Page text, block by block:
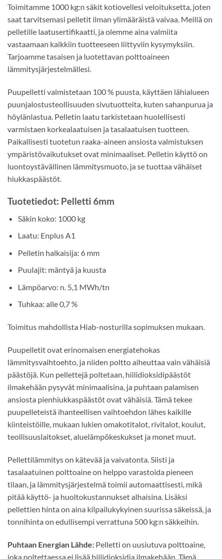
Toimitamme 1000 kg:n säkit kotiovellesi veloituksetta, joten
saat tarvitsemasi pelletit ilman ylimääräistä vaivaa. Meillä on
pelletille laatusertifikaatti, ja olemme aina valmiita
vastaamaan kaikkiin tuotteeseen liittyviin kysymyksiin.
Tarjoamme tasaisen ja luotettavan polttoaineen
lämmitysjärjestelmällesi.
Puupelletti valmistetaan 100 % puusta, käyttäen lähialueen
puunjalostusteollisuuden sivutuotteita, kuten sahanpurua ja
höylänlastua. Pelletin laatu tarkistetaan huolellisesti
varmistaen korkealaatuisen ja tasalaatuisen tuotteen.
Paikallisesti tuotetun raaka-aineen ansiosta valmistuksen
ympäristövaikutukset ovat minimaaliset. Pelletin käyttö on
luontoystävällinen lämmitysmuoto, ja se tuottaa vähäiset
hiukkaspäästöt.
Tuotetiedot: Pelletti 6mm
Säkin koko: 1000 kg
Laatu: Enplus A1
Pelletin halkaisija: 6 mm
Puulajit: mäntyä ja kuusta
Lämpöarvo: n. 5,1 MWh/tn
Tuhkaa: alle 0,7 %
Toimitus mahdollista Hiab-nosturilla sopimuksen mukaan.
Puupelletit ovat erinomaisen energiatehokas
lämmitysvaihtoehto, ja niiden poltto aiheuttaa vain vähäisiä
päästöjä. Kun pellettejä poltetaan, hiilidioksidipäästöt
ilmakehään pysyvät minimaalisina, ja puhtaan palamisen
ansiosta pienhiukkaspäästöt ovat vähäisiä. Tämä tekee
puupelleteistä ihanteellisen vaihtoehdon lähes kaikille
kiinteistöille, mukaan lukien omakotitalot, rivitalot, koulut,
teollisuuslaitokset, aluelämpökeskukset ja monet muut.
Pellettilämmitys on kätevää ja vaivatonta. Siisti ja
tasalaatuinen polttoaine on helppo varastoida pieneen
tilaan, ja lämmitysjärjestelmä toimii automaattisesti, mikä
pitää käyttö- ja huoltokustannukset alhaisina. Lisäksi
pellettien hinta on aina kilpailukykyinen suurissa säkeissä, ja
tonnihinta on edullisempi verrattuna 500 kg:n säkkeihin.
Puhtaan Energian Lähde: Pelletti on uusiutuva polttoaine,
joka poltettaessa ei lisää hiilidioksidia ilmakehään. Tämä